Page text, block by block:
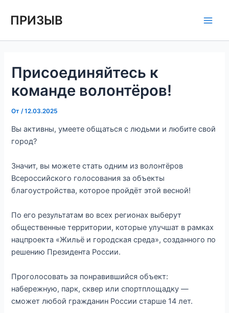
ПРИЗЫВ
Присоединяйтесь к
команде волонтёров!⁣⁣⠀
От /12.03.2025
Вы активны, умеете общаться с людьми и любите свой
город?⁣⁣⠀
Значит, вы можете стать одним из волонтёров
Всероссийского голосования за объекты
благоустройства, которое пройдёт этой весной!⁣⁣⠀
По его результатам во всех регионах выберут
общественные территории, которые улучшат в рамках
нацпроекта «Жильё и городская среда», созданного по
решению Президента России.⁣⁣⠀
Проголосовать за понравившийся объект:
набережную, парк, сквер или спортплощадку —
сможет любой гражданин России старше 14 лет.⁣⁣⠀
по